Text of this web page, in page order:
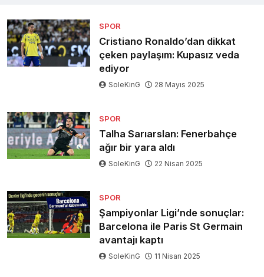
SPOR
Cristiano Ronaldo’dan dikkat
çeken paylaşım: Kupasız veda
ediyor
SoleKinG 28 Mayıs 2025
SPOR
Talha Sarıarslan: Fenerbahçe
ağır bir yara aldı
SoleKinG 22 Nisan 2025
SPOR
Şampiyonlar Ligi’nde sonuçlar:
Barcelona ile Paris St Germain
avantajı kaptı
SoleKinG 11 Nisan 2025